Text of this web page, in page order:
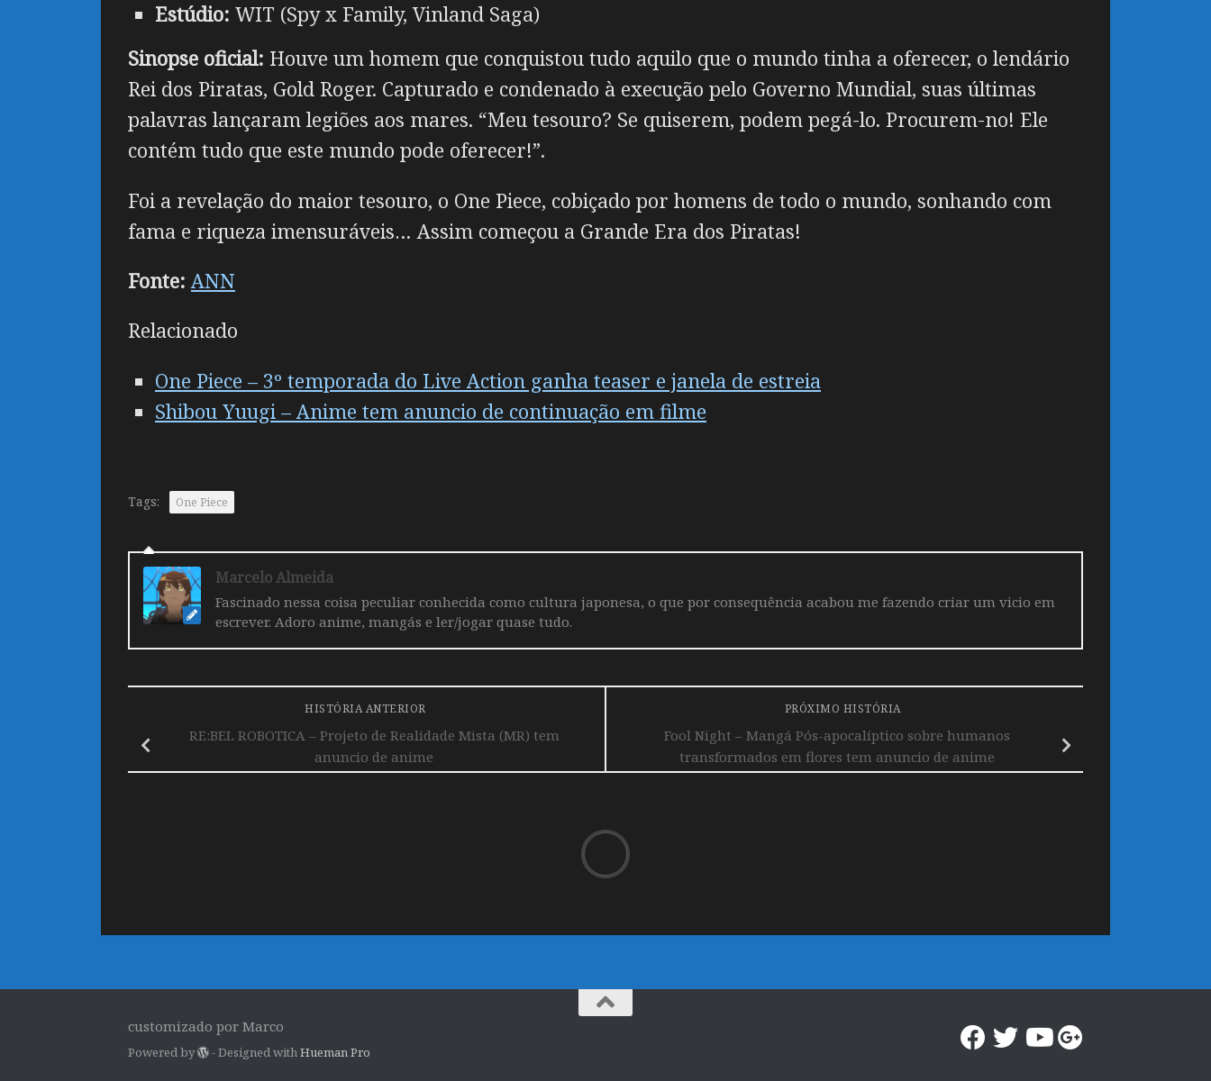
Estúdio: WIT (Spy x Family, Vinland Saga)
Sinopse oficial: Houve um homem que conquistou tudo aquilo que o mundo tinha a oferecer, o lendário
Rei dos Piratas, Gold Roger. Capturado e condenado à execução pelo Governo Mundial, suas últimas
palavras lançaram legiões aos mares. “Meu tesouro? Se quiserem, podem pegá-lo. Procurem-no! Ele
contém tudo que este mundo pode oferecer!”.
Foi a revelação do maior tesouro, o One Piece, cobiçado por homens de todo o mundo, sonhando com
fama e riqueza imensuráveis… Assim começou a Grande Era dos Piratas!
Fonte: ANN
Relacionado
One Piece – 3º temporada do Live Action ganha teaser e janela de estreia
Shibou Yuugi – Anime tem anuncio de continuação em filme
Tags: One Piece
Marcelo Almeida
Fascinado nessa coisa peculiar conhecida como cultura japonesa, o que por consequência acabou me fazendo criar um vicio em
escrever. Adoro anime, mangás e ler/jogar quase tudo.
PRÓXIMO HISTÓRIA
Fool Night – Mangá Pós-apocalíptico sobre humanos
transformados em flores tem anuncio de anime
HISTÓRIA ANTERIOR
RE:BEL ROBOTICA – Projeto de Realidade Mista (MR) tem
anuncio de anime
customizado por Marco
Powered by - Designed withHueman Pro